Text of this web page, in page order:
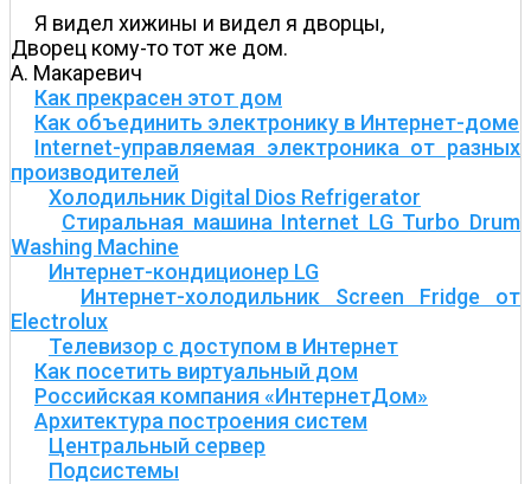
Я видел хижины и видел я дворцы,
Дворец кому-то тот же дом.
А. Макаревич
Как прекрасен этот дом
Как объединить электронику в Интернет-доме
Internet-управляемая электроника от разных
производителей
Холодильник Digital Dios Refrigerator
Стиральная машина Internet LG Turbo Drum
Washing Machine
Интернет-кондиционер LG
Интернет-холодильник Screen Fridge от
Electrolux
Телевизор с доступом в Интернет
Как посетить виртуальный дом
Российская компания «ИнтернетДом»
Архитектура построения систем
Центральный сервер
Подсистемы